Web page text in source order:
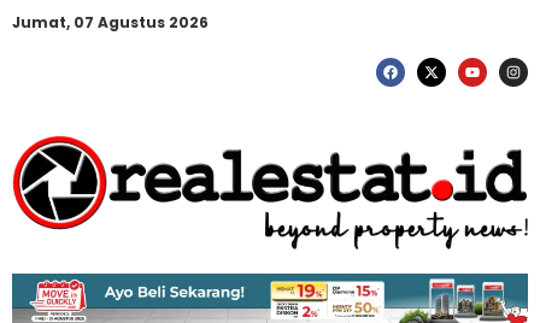
Jumat, 07 Agustus 2026